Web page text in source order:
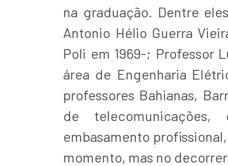
na graduação. Dentre
Antonio Hélio Guerra
Poli em 1969-; Professor
área de Engenharia
professores Bahianas,
de
embasamento
momento, mas no